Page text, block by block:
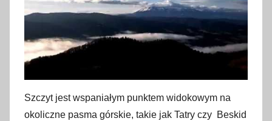
Szczyt jest wspaniałym punktem widokowym na
okoliczne pasma górskie, takie jak Tatry czy Beskid